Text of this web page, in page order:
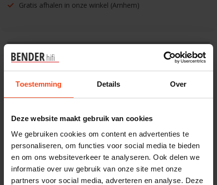
Toestemming Details Over
Deze website maakt gebruik van cookies
We gebruiken cookies om content en advertenties te
personaliseren, om functies voor social media te bieden
en om ons websiteverkeer te analyseren. Ook delen we
informatie over uw gebruik van onze site met onze
partners voor social media, adverteren en analyse. Deze
Gratis afhalen in onze winkel (Arnhem)
Benieuwd naar dit product?
Plan kosteloos een luisterafspraak. Of heb je hulp
klantenservice.
Interesse in product
Maak een luisterafspraak